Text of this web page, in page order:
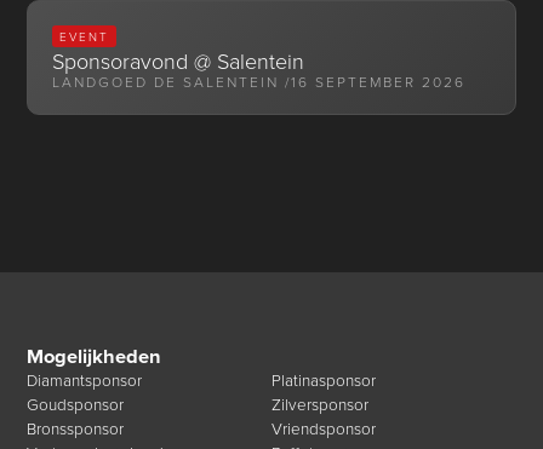
EVENT
Sponsoravond @ Salentein
LANDGOED DE SALENTEIN /16 SEPTEMBER 2026
Mogelijkheden
Diamantsponsor
Platinasponsor
Goudsponsor
Zilversponsor
Bronssponsor
Vriendsponsor